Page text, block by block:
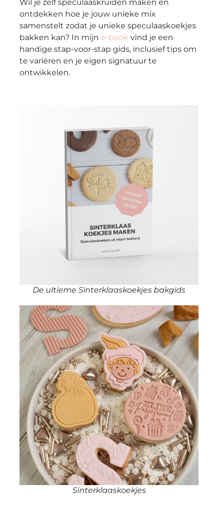
Wil je zelf speculaaskruiden maken en
ontdekken hoe je jouw unieke mix
samenstelt zodat je unieke speculaaskoekjes
bakken kan? In mijn e-book vind je een
handige stap-voor-stap gids, inclusief tips om
te variëren en je eigen signatuur te
ontwikkelen.
De ultieme Sinterklaaskoekjes bakgids
Sinterklaaskoekjes